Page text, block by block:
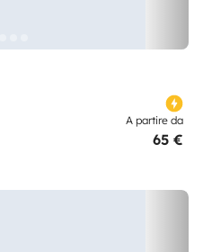
A partire da
65 €